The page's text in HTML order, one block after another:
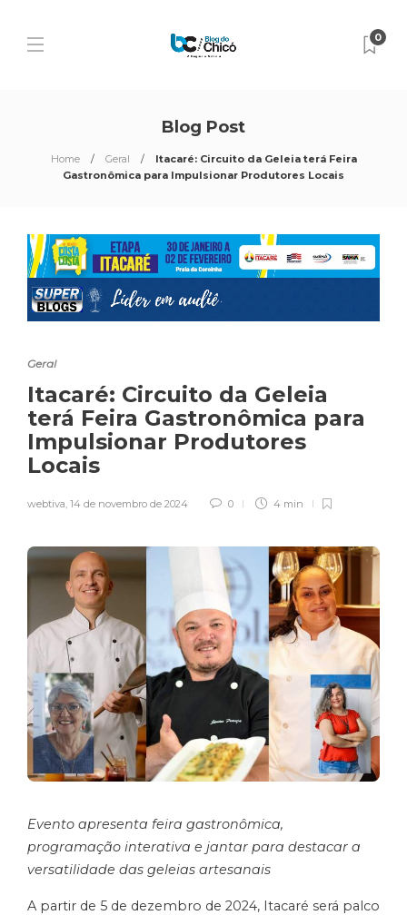
0
Blog Post
Home Geral
Itacaré: Circuito da Geleia terá Feira
Gastronômica para Impulsionar Produtores Locais
Geral
Itacaré: Circuito da Geleia
terá Feira Gastronômica para
Impulsionar Produtores
Locais
webtiva, 14 de novembro de 2024 0 4 min
Evento apresenta feira gastronômica,
programação interativa e jantar para destacar a
versatilidade das geleias artesanais
A partir de 5 de dezembro de 2024, Itacaré será palco